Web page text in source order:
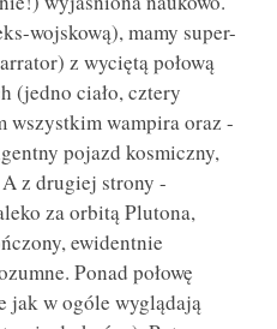
wojskową), mamy super-
z wyciętą połową
(jedno ciało, cztery
wszystkim wampira oraz -
pojazd kosmiczny,
z drugiej strony -
za orbitą Plutona,
ewidentnie
Ponad połowę
jak w ogóle wyglądają